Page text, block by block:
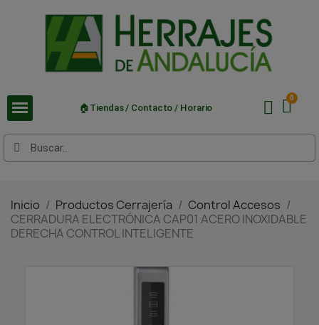
🏠Tiendas / Contacto / Horario
Inicio Productos Cerrajería
Control Accesos
CERRADURA ELECTRÓNICA CAP01 ACERO INOXIDABLE
DERECHA CONTROL INTELIGENTE